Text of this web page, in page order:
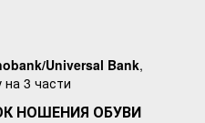
Universal Bank,
на 3 части
НОШЕНИЯ ОБУВИ